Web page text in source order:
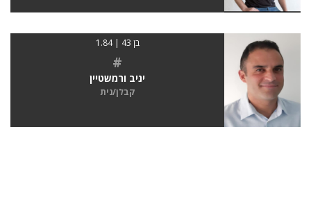
בן 43 | 1.84
#
יניב ורמשטיין
קבלן/נית